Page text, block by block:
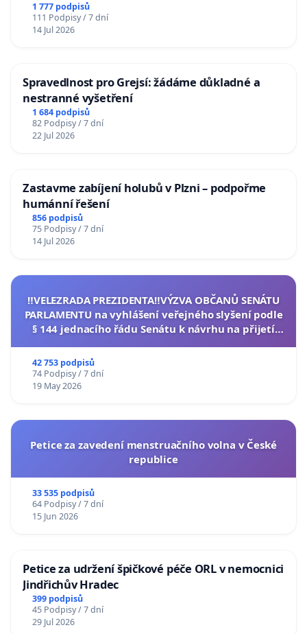
1 777 podpisů
111 Podpisy / 7 dní
14 Jul 2026
Spravedlnost pro Grejsí: žádáme důkladné a
nestranné vyšetření
1 684 podpisů
82 Podpisy / 7 dní
22 Jul 2026
Zastavme zabíjení holubů v Plzni – podpořme
humánní řešení
856 podpisů
75 Podpisy / 7 dní
14 Jul 2026
‼️VELEZRADA PREZIDENTA‼️VÝZVA OBČANŮ SENÁTU
PARLAMENTU na vyhlášení veřejného slyšení podle
§ 144 jednacího řádu Senátu k návrhu na přijetí
42 753 podpisů
74 Podpisy / 7 dní
19 May 2026
Petice za zavedení menstruačního volna v České
republice
33 535 podpisů
64 Podpisy / 7 dní
15 Jun 2026
Petice za udržení špičkové péče ORL v nemocnici
Jindřichův Hradec
399 podpisů
45 Podpisy / 7 dní
29 Jul 2026